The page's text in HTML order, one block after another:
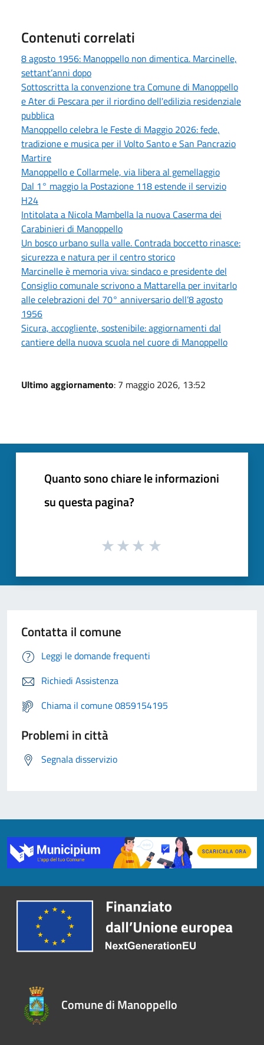
Contenuti correlati
8 agosto 1956: Manoppello non dimentica. Marcinelle,
settant’anni dopo
Sottoscritta la convenzione tra Comune di Manoppello
e Ater di Pescara per il riordino dell'edilizia residenziale
pubblica
Manoppello celebra le Feste di Maggio 2026: fede,
tradizione e musica per il Volto Santo e San Pancrazio
Martire
Manoppello e Collarmele, via libera al gemellaggio
Dal 1° maggio la Postazione 118 estende il servizio
H24
Intitolata a Nicola Mambella la nuova Caserma dei
Carabinieri di Manoppello
Un bosco urbano sulla valle. Contrada boccetto rinasce:
sicurezza e natura per il centro storico
Marcinelle è memoria viva: sindaco e presidente del
Consiglio comunale scrivono a Mattarella per invitarlo
alle celebrazioni del 70° anniversario dell’8 agosto
1956
Sicura, accogliente, sostenibile: aggiornamenti dal
cantiere della nuova scuola nel cuore di Manoppello
Ultimo aggiornamento: 7 maggio 2026, 13:52
Quanto sono chiare le informazioni
su questa pagina?
Contatta il comune
Leggi le domande frequenti
Richiedi Assistenza
Chiama il comune 0859154195
Problemi in città
Segnala disservizio
Comune di Manoppello